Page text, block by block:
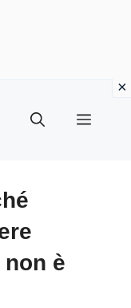
Menu
non è